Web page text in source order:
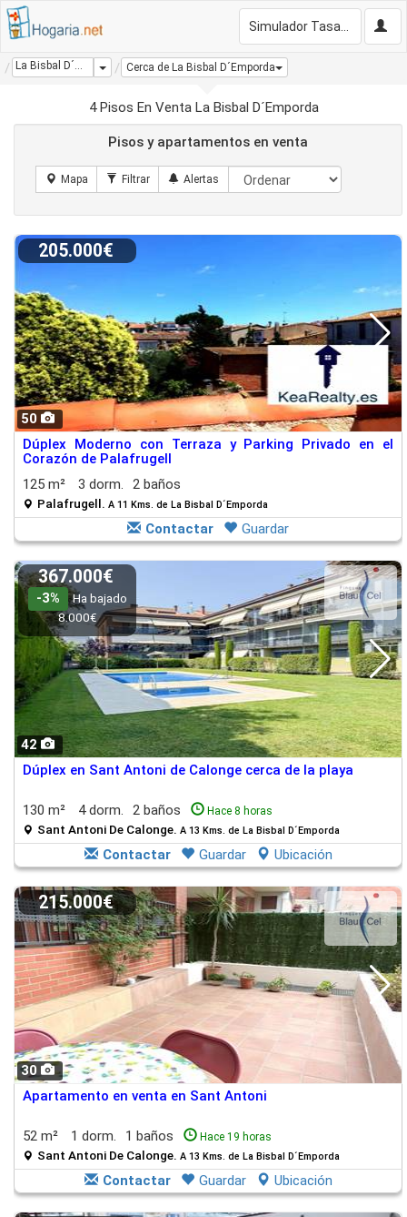
La Bisbal D´Emporda Dropdown
Cerca de La Bisbal D´Emporda
4 Pisos En Venta La Bisbal D´Emporda
Pisos y apartamentos en venta
50
205.000€
Dúplex Moderno con Terraza y Parking Privado en el
Corazón de Palafrugell
125 m²
3 dorm. 2 baños
Palafrugell. A 11 Kms. de La Bisbal D´Emporda
Contactar Guardar
42
367.000€
-3%
Ha bajado
8.000€
Dúplex en Sant Antoni de Calonge cerca de la playa
130 m² 4 dorm. 2 baños Hace 8 horas
Sant Antoni De Calonge. A 13 Kms. de La Bisbal D´Emporda
Contactar Guardar Ubicación
30
215.000€
Apartamento en venta en Sant Antoni
52 m² 1 dorm. 1 baños Hace 19 horas
Sant Antoni De Calonge. A 13 Kms. de La Bisbal D´Emporda
Contactar Guardar Ubicación